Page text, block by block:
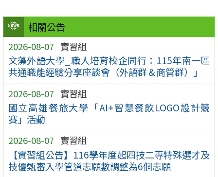
相關公告
2026-08-07 實習組
文藻外語大學_職人培育校企同行：115年南一區
共通職能經驗分享座談會（外語群＆商管群）」
2026-08-07 實習組
國立高雄餐旅大學「AI+智慧餐飲LOGO設計競
賽」活動
2026-08-07 實習組
【實習組公告】116學年度起四技二專特殊選才及
技優甄審入學管道志願數調整為6個志願